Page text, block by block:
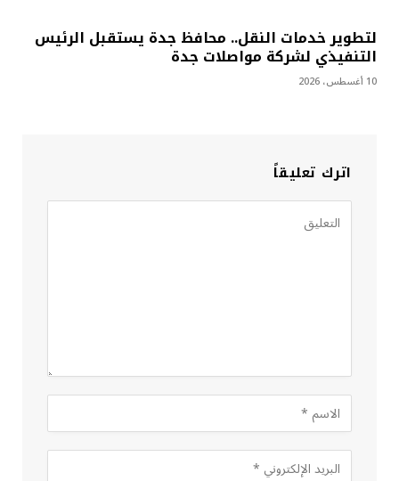
لتطوير خدمات النقل.. محافظ جدة يستقبل الرئيس
التنفيذي لشركة مواصلات جدة
10 أغسطس، 2026
اترك تعليقاً